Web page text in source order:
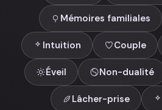
Mémoires familiales
Intuition Couple
Éveil Non-dualité
Lâcher-prise